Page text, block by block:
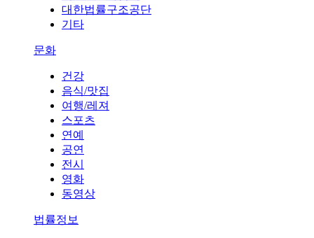
대한법률구조공단
기타
문화
건강
음식/맛집
여행/레져
스포츠
연예
공연
전시
영화
동영상
법률정보